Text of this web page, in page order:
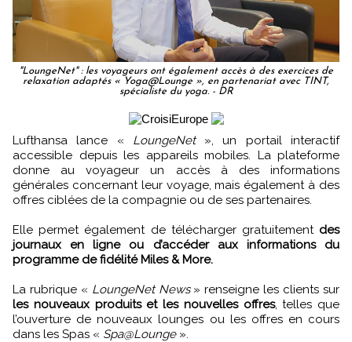
"LoungeNet" : les voyageurs ont également accès à des exercices de
relaxation adaptés « Yoga@Lounge », en partenariat avec TINT,
spécialiste du yoga. - DR
Lufthansa lance « LoungeNet», un portail interactif
accessible depuis les appareils mobiles. La plateforme
donne au voyageur un accès à des informations
générales concernant leur voyage, mais également à des
offres ciblées de la compagnie ou de ses partenaires.
Elle permet également de télécharger gratuitement des
journaux en ligne ou d’accéder aux informations du
programme de fidélité Miles & More.
La rubrique « LoungeNet News» renseigne les clients sur
les nouveaux produits et les nouvelles offres, telles que
l’ouverture de nouveaux lounges ou les offres en cours
dans les Spas « Spa@Lounge».